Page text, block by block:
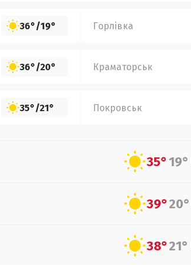
36°/19° Горлівка
36°/20° Краматорськ
35°/21° Покровськ
35°19°
39°20°
38°21°